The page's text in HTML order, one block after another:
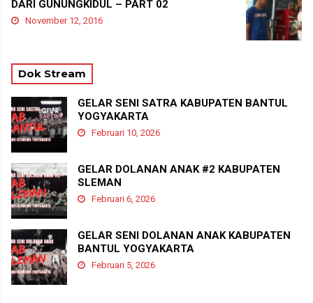
DARI GUNUNGKIDUL – PART 02
November 12, 2016
Dok Stream
GELAR SENI SATRA KABUPATEN BANTUL
YOGYAKARTA
Februari 10, 2026
GELAR DOLANAN ANAK #2 KABUPATEN
SLEMAN
Februari 6, 2026
GELAR SENI DOLANAN ANAK KABUPATEN
BANTUL YOGYAKARTA
Februari 5, 2026